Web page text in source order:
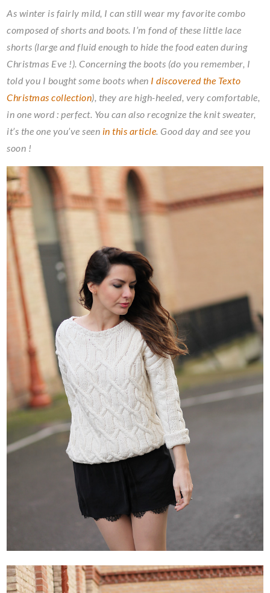
As winter is fairly mild, I can still wear my favorite combo
composed of shorts and boots. I’m fond of these little lace
shorts (large and fluid enough to hide the food eaten during
Christmas Eve !). Concerning the boots (do you remember, I
told you I bought some boots when I discovered the Texto
Christmas collection), they are high-heeled, very comfortable,
in one word : perfect. You can also recognize the knit sweater,
it’s the one you’ve seen in this article. Good day and see you
soon !